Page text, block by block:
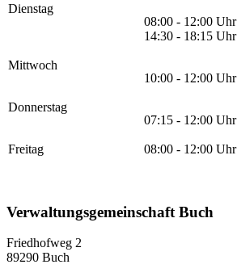
Dienstag
08:00 - 12:00 Uhr
14:30 - 18:15 Uhr
Mittwoch
10:00 - 12:00 Uhr
Donnerstag
07:15 - 12:00 Uhr
Freitag 08:00 - 12:00 Uhr
Verwaltungsgemeinschaft Buch
Friedhofweg 2
89290 Buch